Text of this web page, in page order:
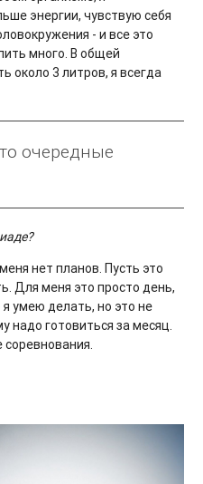
энергии, чувствую себя
- и все это
много. В общей
около 3 литров, я всегда
очередные
нет планов. Пусть это
Для меня это просто день,
я умею делать, но это не
надо готовиться за месяц.